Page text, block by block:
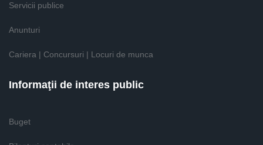
Servicii publice
Anunturi
Cariera | Concursuri | Locuri de munca
Informaţii de interes public
Buget